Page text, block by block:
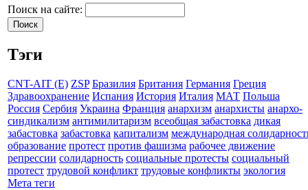
Поиск на сайте:
Тэги
CNT-AIT (E) ZSP Бразилия Британия Германия Греция
Здравоохранение Испания История Италия МАТ Польша
Россия Сербия Украина Франция анархизм анархисты анархо-
синдикализм антимилитаризм всеобщая забастовка дикая
забастовка забастовка капитализм международная
образование протест против фашизма рабочее движение
репрессии солидарность социальные протесты социальный
протест трудовой конфликт трудовые конфликты экология
Мета теги